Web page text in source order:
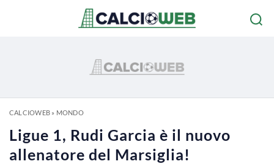
CALCIOWEB» MONDO
Ligue 1, Rudi Garcia è il nuovo
allenatore del Marsiglia!